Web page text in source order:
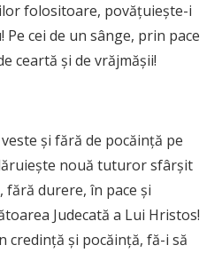
folositoare, povăţuieşte-i
cei de un sânge, prin pace
ceartă şi de vrăjmăşii!
şi fără de pocăinţă pe
nouă tuturor sfârşit
durere, în pace şi
Judecată a Lui Hristos!
credinţă şi pocăinţă, fă-i să